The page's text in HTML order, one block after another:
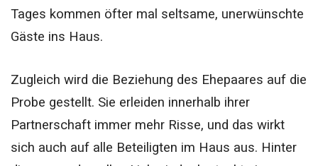
Tages kommen öfter mal seltsame, unerwünschte
Gäste ins Haus.
Zugleich wird die Beziehung des Ehepaares auf die
Probe gestellt. Sie erleiden innerhalb ihrer
Partnerschaft immer mehr Risse, und das wirkt
sich auch auf alle Beteiligten im Haus aus. Hinter